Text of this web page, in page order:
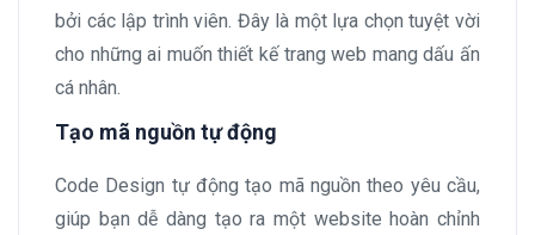
bởi các lập trình viên. Đây là một lựa chọn tuyệt vời
cho những ai muốn thiết kế trang web mang dấu ấn
cá nhân.
Tạo mã nguồn tự động
Code Design tự động tạo mã nguồn theo yêu cầu,
giúp bạn dễ dàng tạo ra một website hoàn chỉnh